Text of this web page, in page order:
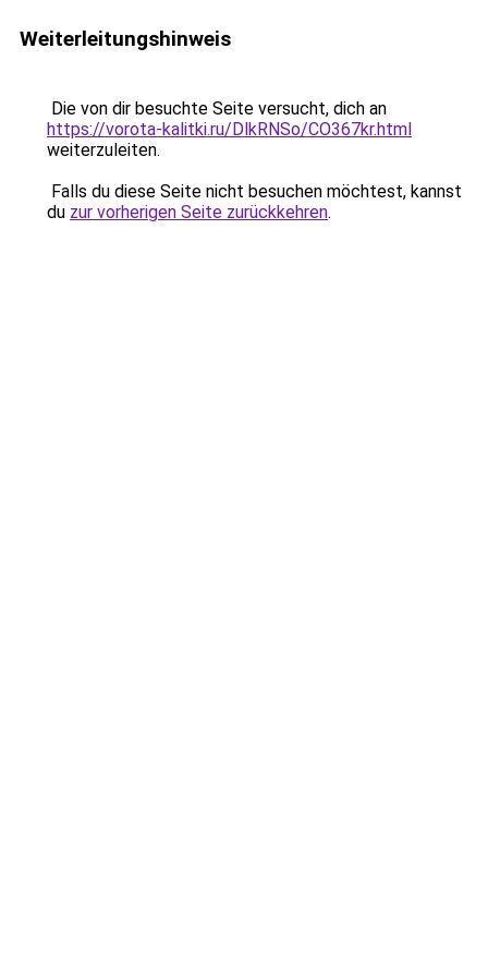
Weiterleitungshinweis
Die von dir besuchte Seite versucht, dich an
https://vorota-kalitki.ru/DlkRNSo/CO367kr.html
weiterzuleiten.
Falls du diese Seite nicht besuchen möchtest, kannst
du zur vorherigen Seite zurückkehren.